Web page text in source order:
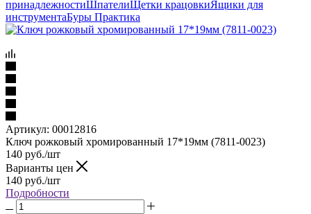
принадлежностиШпателиЩетки крацовкиЯщики для
инструментаБуры Практика
Артикул: 00012816
Ключ рожковый хромированный 17*19мм (7811-0023)
140 руб./шт
Варианты цен
140 руб./шт
Подробности